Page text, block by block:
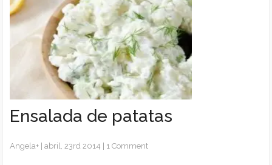
Ensalada de patatas
Angela+ |abril, 23rd 2014 1 Comment